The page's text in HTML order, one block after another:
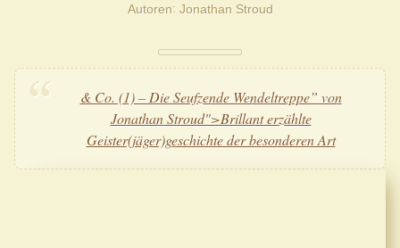
Autoren Jonathan Stroud
& Co. (1) – Die Seufzende Wendeltreppe” von
Jonathan Stroud">Brillant erzählte
Geister(jäger)geschichte der besonderen Art